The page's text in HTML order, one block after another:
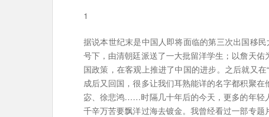
1
据说本世纪末是中国人即将面临的第三次出国移
号下，由清朝廷派送了一大批留洋学生；以詹天
国政策，在客观上推进了中国的进步。之后就又
成后又回国，很多让我们耳熟能详的名字都积聚
宓、徐悲鸿……时隔几十年后的今天，更多的年轻
千辛万苦要飘洋过海去镀金。我曾经看过一部专